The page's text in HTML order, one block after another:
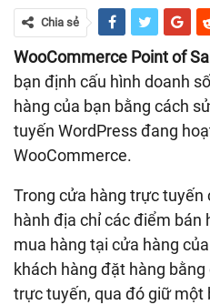
Chia sẻ
WooCommerce Point of
bạn định cấu hình doanh
hàng của bạn bằng cách
tuyến WordPress đang
WooCommerce.
Trong cửa hàng trực tuyến
hành địa chỉ các điểm bán
mua hàng tại cửa hàng
khách hàng đặt hàng
trực tuyến, qua đó giữ một